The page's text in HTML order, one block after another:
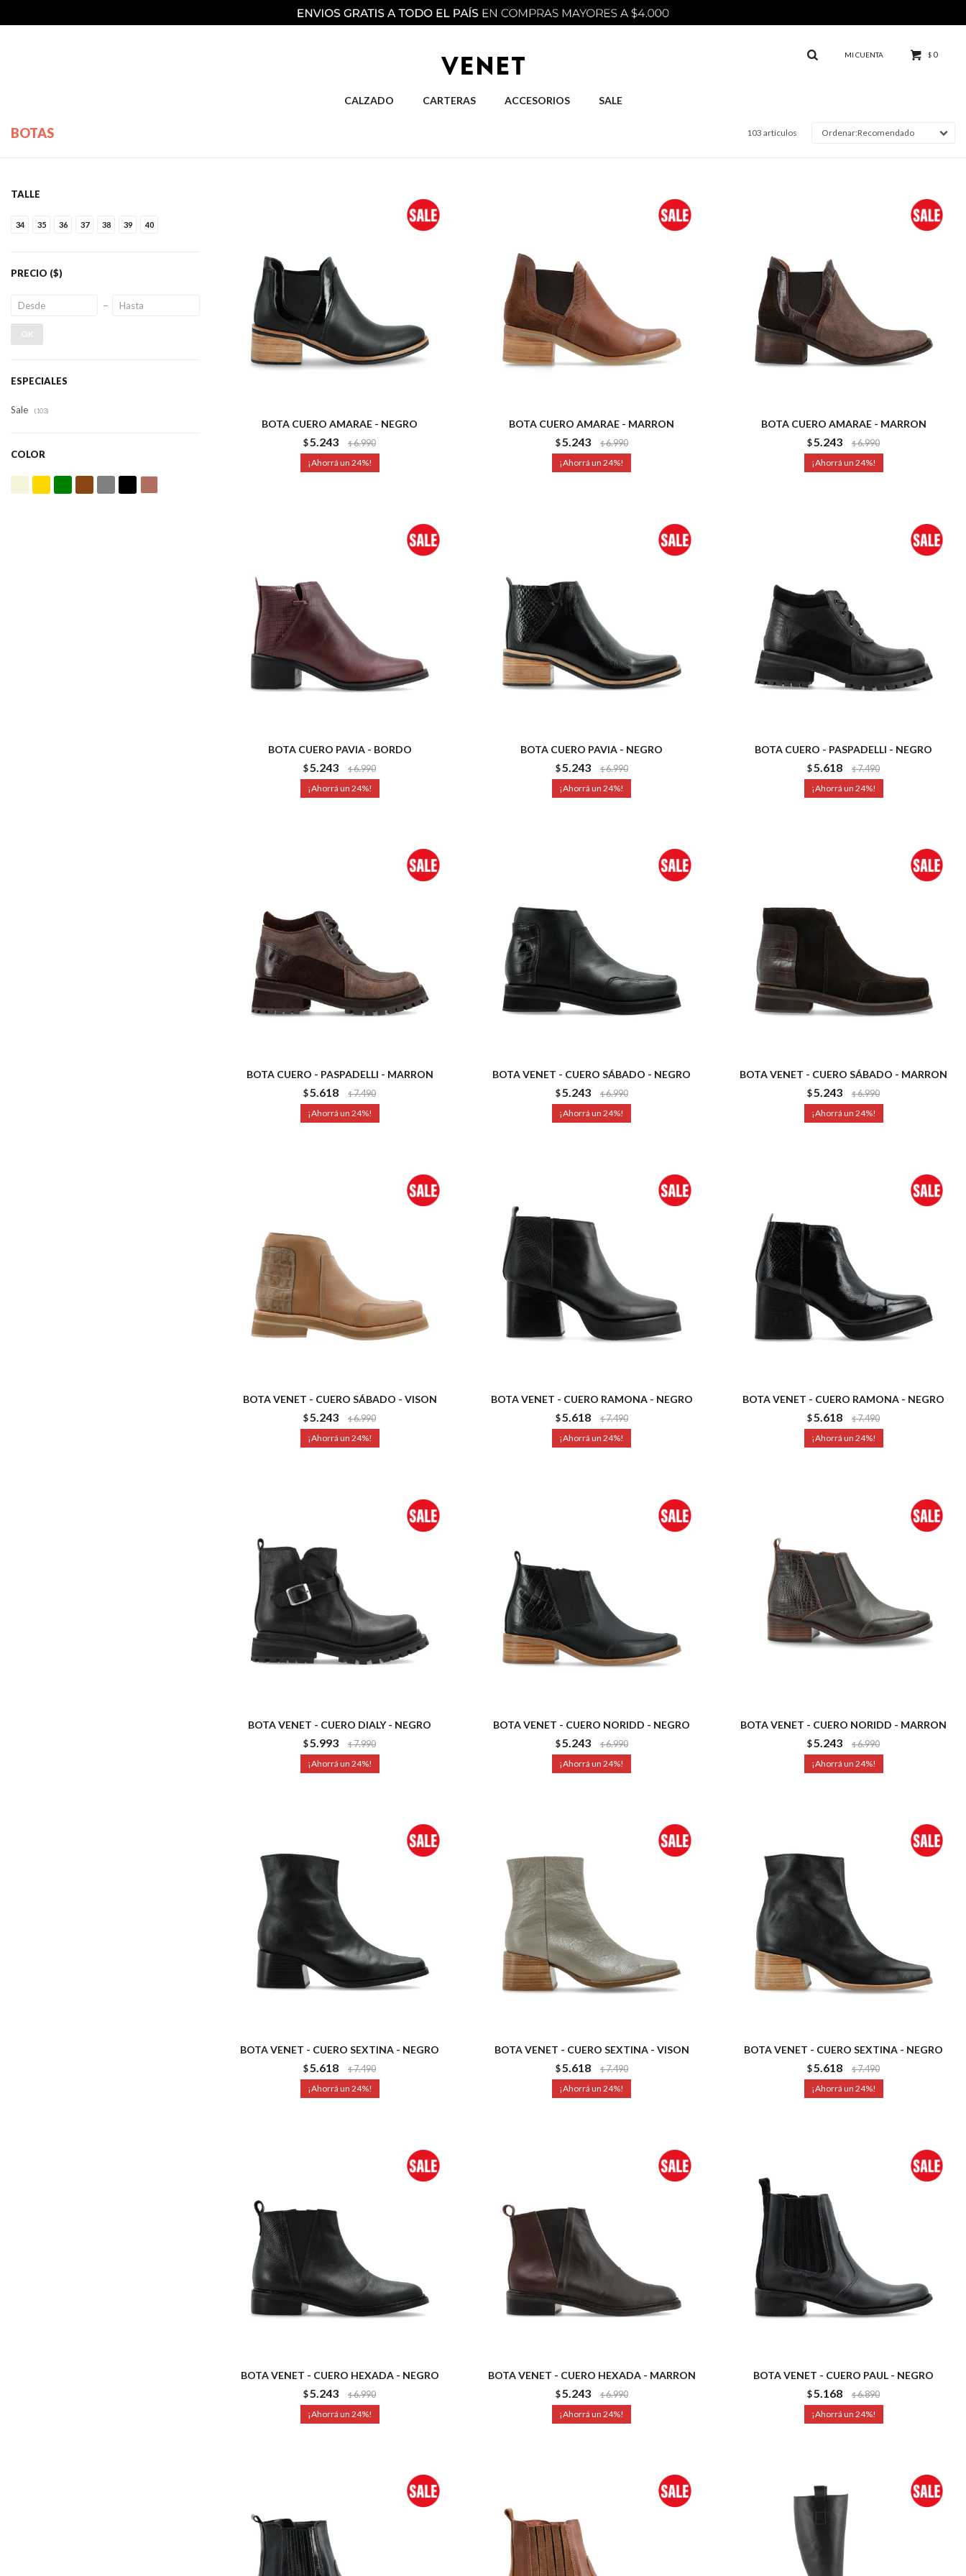
CALZADO CARTERAS ACCESORIOS SALE
$ 0
BOTAS 103 artículos Recomendado
BOTA CUERO AMARAE - NEGRO
$5.243 $6.990
24
BOTA CUERO AMARAE - MARRON
$5.243 $6.990
24
BOTA CUERO AMARAE - MARRON
$5.243 $6.990
24
BOTA CUERO PAVIA - BORDO
$5.243 $6.990
24
BOTA CUERO PAVIA - NEGRO
$5.243 $6.990
24
BOTA CUERO - PASPADELLI - NEGRO
$5.618 $7.490
24
BOTA CUERO - PASPADELLI - MARRON
$5.618 $7.490
24
BOTA VENET - CUERO SÁBADO - NEGRO
$5.243 $6.990
24
BOTA VENET - CUERO SÁBADO - MARRON
$5.243 $6.990
24
BOTA VENET - CUERO SÁBADO - VISON
$5.243 $6.990
24
BOTA VENET - CUERO RAMONA - NEGRO
$5.618 $7.490
24
BOTA VENET - CUERO RAMONA - NEGRO
$5.618 $7.490
24
BOTA VENET - CUERO DIALY - NEGRO
$5.993 $7.990
24
BOTA VENET - CUERO NORIDD - NEGRO
$5.243 $6.990
24
BOTA VENET - CUERO NORIDD - MARRON
$5.243 $6.990
24
BOTA VENET - CUERO SEXTINA - NEGRO
$5.618 $7.490
24
BOTA VENET - CUERO SEXTINA - VISON
$5.618 $7.490
24
BOTA VENET - CUERO SEXTINA - NEGRO
$5.618 $7.490
24
BOTA VENET - CUERO HEXADA - NEGRO
$5.243 $6.990
24
BOTA VENET - CUERO HEXADA - MARRON
$5.243 $6.990
24
BOTA VENET - CUERO PAUL - NEGRO
$5.168 $6.890
24
TALLE
34 35 36 37 38 39 40
PRECIO ($)
OK
ESPECIALES
Sale (103)
COLOR